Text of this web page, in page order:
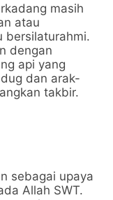
masih
atau
bersilaturahmi.
dengan
api yang
dan arak-
takbir.
sebagai upaya
Allah SWT.